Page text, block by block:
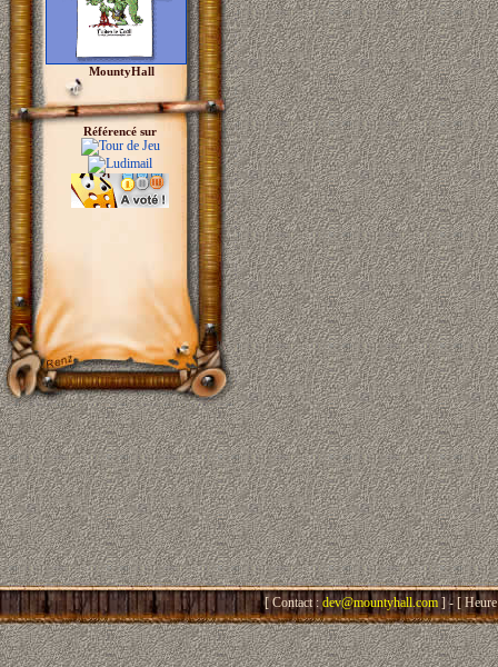
MountyHall
Référencé sur
[ Contact : dev@mountyhall.com] - [ Heure